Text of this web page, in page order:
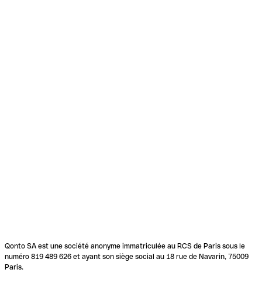
Qonto SA est une société anonyme immatriculée au RCS de Paris sous le
numéro 819 489 626 et ayant son siège social au 18 rue de Navarin, 75009
Paris.